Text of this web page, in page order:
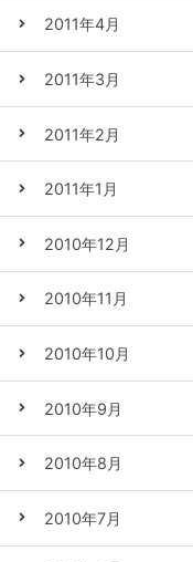
2011年4月
2011年3月
2011年2月
2011年1月
2010年12月
2010年11月
2010年10月
2010年9月
2010年8月
2010年7月